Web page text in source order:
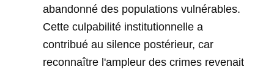
abandonné des populations vulnérables.
Cette culpabilité institutionnelle a
contribué au silence postérieur, car
reconnaître l'ampleur des crimes revenait